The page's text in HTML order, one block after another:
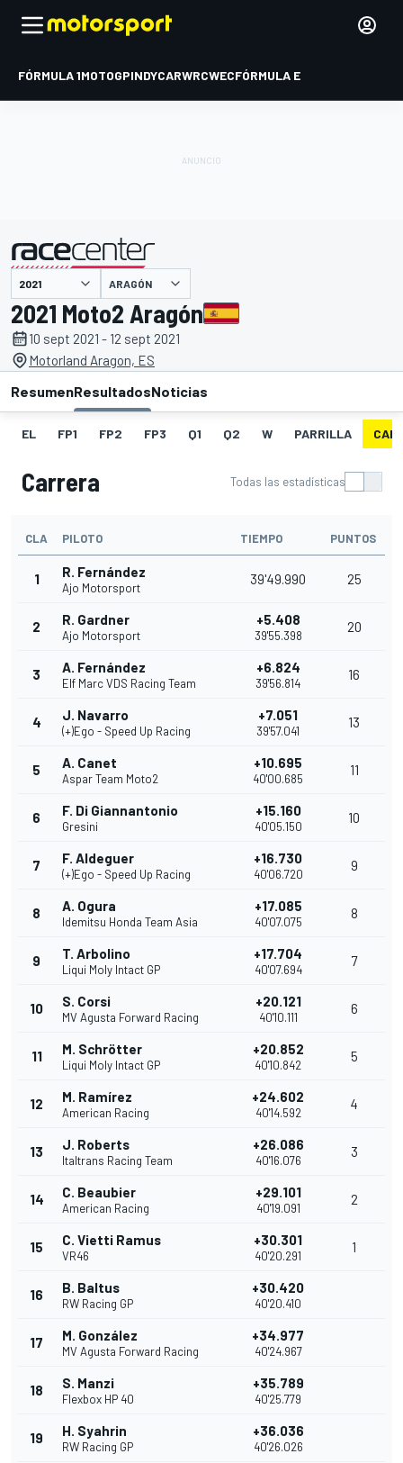
FÓRMULA 1MOTOGPINDYCARWRCWECFÓRMULA E
presentado por ARAGÓN
2021 Moto2 Aragón
10 sept 2021 - 12 sept 2021
Motorland Aragon, ES
ResumenResultadosNoticias
EL FP1 FP2 FP3 Q1 Q2 W PARRILLA
Carrera Todas las estadísticas
CLA PILOTO TIEMPO PUNTOS
1 R. Fernández
Ajo Motorsport
39'49.990 25
2 R. Gardner
Ajo Motorsport
+5.408
39'55.398
20
3 A. Fernández
Elf Marc VDS Racing Team
+6.824
39'56.814
16
4 J. Navarro
(+)Ego - Speed Up Racing
+7.051
39'57.041
13
5 A. Canet
Aspar Team Moto2
+10.695
40'00.685
11
6 F. Di Giannantonio
Gresini
+15.160
40'05.150
10
7 F. Aldeguer
(+)Ego - Speed Up Racing
+16.730
40'06.720
9
8 A. Ogura
Idemitsu Honda Team Asia
+17.085
40'07.075
8
9 T. Arbolino
Liqui Moly Intact GP
+17.704
40'07.694
7
10 S. Corsi
MV Agusta Forward Racing
+20.121
40'10.111
6
11 M. Schrötter
Liqui Moly Intact GP
+20.852
40'10.842
5
12 M. Ramírez
American Racing
+24.602
40'14.592
4
13 J. Roberts
Italtrans Racing Team
+26.086
40'16.076
3
14 C. Beaubier
American Racing
+29.101
40'19.091
2
15 C. Vietti Ramus
VR46
+30.301
40'20.291
1
16 B. Baltus
RW Racing GP
+30.420
40'20.410
17 M. González
MV Agusta Forward Racing
+34.977
40'24.967
18 S. Manzi
Flexbox HP 40
+35.789
40'25.779
19 H. Syahrin
RW Racing GP
+36.036
40'26.026